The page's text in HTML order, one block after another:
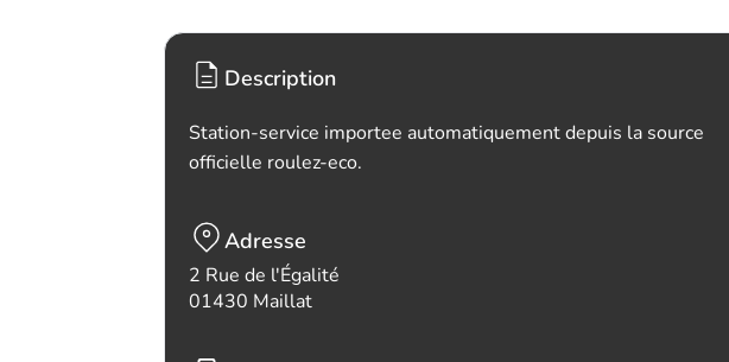
Description
Station-service importee automatiquement depuis la source
officielle roulez-eco.
Adresse
2 Rue de l'Égalité
01430 Maillat